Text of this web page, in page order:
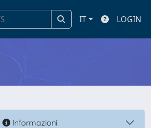
IT LOGIN
Informazioni